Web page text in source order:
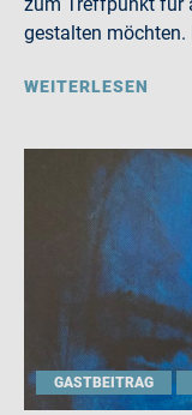
gestalten
WEITERLESEN
GASTBEITRAG